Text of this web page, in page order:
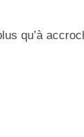
qu’à